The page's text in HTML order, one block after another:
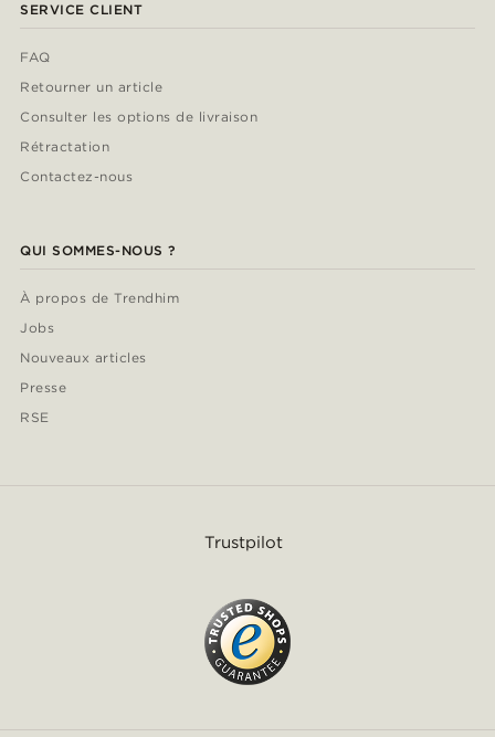
SERVICE CLIENT
FAQ
Retourner un article
Consulter les options de livraison
Rétractation
Contactez-nous
QUI SOMMES-NOUS ?
À propos de Trendhim
Jobs
Nouveaux articles
Presse
RSE
Trustpilot